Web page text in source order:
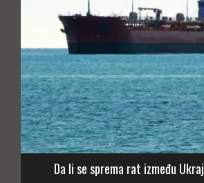
Da li se sprema rat između